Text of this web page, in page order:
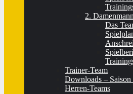
2.
Das
Trainer-Team
Downloads – Saison
Herren-Teams